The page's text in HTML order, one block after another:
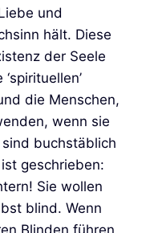
und
hält. Diese
der Seele
die Menschen,
wenn sie
buchstäblich
geschrieben:
Sie wollen
blind. Wenn
Blinden führen